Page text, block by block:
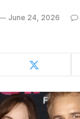
June 24, 2026